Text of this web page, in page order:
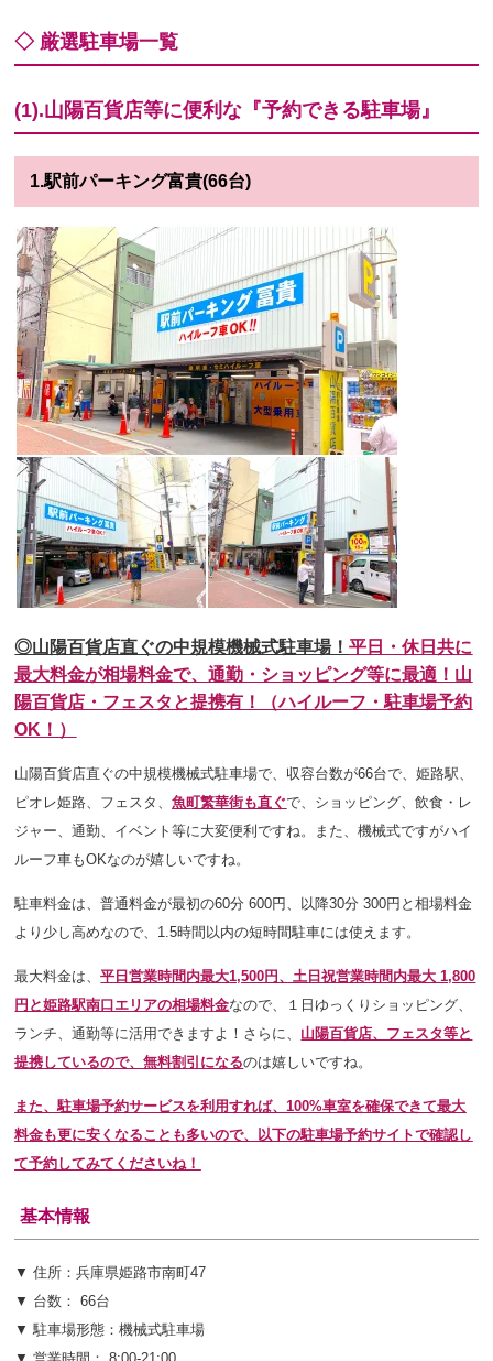
◇ 厳選駐車場一覧
(1).山陽百貨店等に便利な『予約できる駐車場』
1.駅前パーキング富貴(66台)
◎山陽百貨店直ぐの中規模機械式駐車場！平日・休日共に
最大料金が相場料金で、通勤・ショッピング等に最適！山
陽百貨店・フェスタと提携有！（ハイルーフ・駐車場予約
OK！）
山陽百貨店直ぐの中規模機械式駐車場で、収容台数が66台で、姫路駅、
ピオレ姫路、フェスタ、魚町繁華街も直ぐで、ショッピング、飲食・レ
ジャー、通勤、イベント等に大変便利ですね。また、機械式ですがハイ
ルーフ車もOKなのが嬉しいですね。
駐車料金は、普通料金が最初の60分 600円、以降30分 300円と相場料金
より少し高めなので、1.5時間以内の短時間駐車には使えます。
最大料金は、平日営業時間内最大1,500円、土日祝営業時間内最大 1,800
円と姫路駅南口エリアの相場料金なので、１日ゆっくりショッピング、
ランチ、通勤等に活用できますよ！さらに、 山陽百貨店、フェスタ等と
提携しているので、無料割引になるのは嬉しいですね。
また、駐車場予約サービスを利用すれば、100%車室を確保できて最大
料金も更に安くなることも多いので、以下の駐車場予約サイトで確認し
て予約してみてくださいね！
基本情報
▼ 住所：兵庫県姫路市南町47
▼ 台数： 66台
▼ 駐車場形態：機械式駐車場